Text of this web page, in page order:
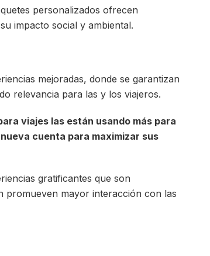
personalizados ofrecen
impacto social y ambiental.
mejoradas, donde se garantizan
relevancia para las y los viajeros.
viajes las están usando más para
cuenta para maximizar sus
gratificantes que son
promueven mayor interacción con las